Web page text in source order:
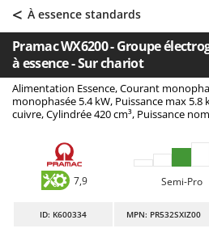
Accessoires pour tracteurs
Aérateurs Scarificateurs
Arracheuses de pommes
Aspirateurs - Balais
Aspirateurs à cendres
Aspirateurs à feuilles sur
Aspirateurs de piscine
Aspirateurs Multifonctions
AgriEuro Premium
AgriEuro TOP-LINE
AGT
Aima
Airmec
ALA 2000
Alce
< À essence standards
Pramac WX6200 - Groupe
à essence - Sur chariot
Alimentation Essence, Courant
monophasée 5.4 kW, Puissance max
cuivre, Cylindrée 420 cm³, Puissance
7,9 Semi-Pro
ID: K600334 MPN: PR532SXIZ00